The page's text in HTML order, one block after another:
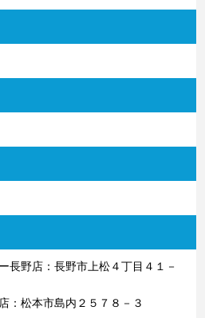
長野店：長野市上松４丁目４１－
：松本市島内２５７８－３